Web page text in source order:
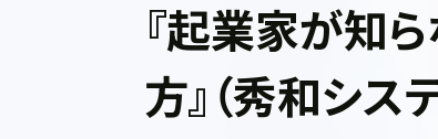
『起業家が知
方』（秀和シス